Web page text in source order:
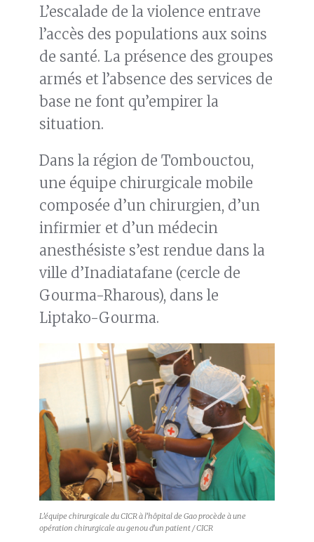
L’escalade de la violence entrave
l’accès des populations aux soins
de santé. La présence des groupes
armés et l’absence des services de
base ne font qu’empirer la
situation.
Dans la région de Tombouctou,
une équipe chirurgicale mobile
composée d’un chirurgien, d’un
infirmier et d’un médecin
anesthésiste s’est rendue dans la
ville d’Inadiatafane (cercle de
Gourma-Rharous), dans le
Liptako-Gourma.
L’équipe chirurgicale du CICR à l’hôpital de Gao procède à une
opération chirurgicale au genou d’un patient / CICR